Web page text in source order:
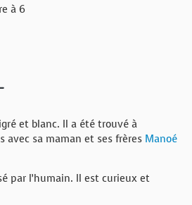
à 6
et blanc. Il a été trouvé à
avec sa maman et ses frères Manoé
par l’humain. Il est curieux et